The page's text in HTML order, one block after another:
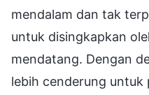
mendalam dan tak
untuk disingkapkan
mendatang. Dengan
lebih cenderung untuk